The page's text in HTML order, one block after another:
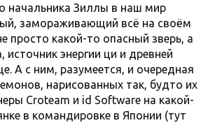
начальника Зиллы в наш мир
замораживающий всё на своём
просто какой-то опасный зверь, а
источник энергии ци и древней
А с ним, разумеется, и очередная
нарисованных так, будто их
Croteam и id Software на какой-
в командировке в Японии (тут